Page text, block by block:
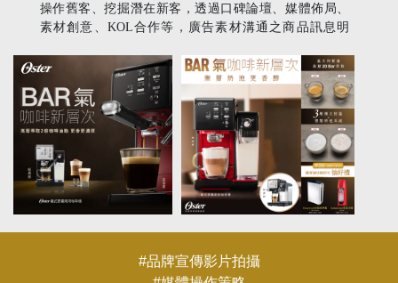
操作舊客、挖掘潛在新客，透過口碑論壇、媒體佈局、
素材創意、KOL合作等，廣告素材溝通之商品訊息明
操作幫助品牌及產品創造知名度跟業績，達到良好宣傳
*此篇為合作案例介紹，影片/圖片中所標示之活動優惠資
訊皆已不在活動期間內，請依品牌現行活動為主。
#品牌宣傳影片拍攝